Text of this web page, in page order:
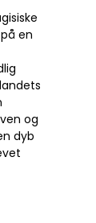
en
og
dyb